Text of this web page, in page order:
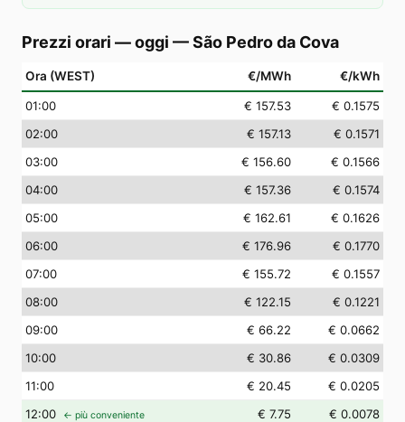
Prezzi orari — oggi —São Pedro da Cova
Ora (WEST) €/MWh €/kWh
01:00 € 157.53
€ 0.1575
02:00 € 157.13
€ 0.1571
03:00 € 156.60
€ 0.1566
04:00 € 157.36
€ 0.1574
05:00 € 162.61
€ 0.1626
06:00 € 176.96
€ 0.1770
07:00 € 155.72
€ 0.1557
08:00 € 122.15
€ 0.1221
09:00 € 66.22
€ 0.0662
10:00 € 30.86
€ 0.0309
11:00 € 20.45
€ 0.0205
12:00 ← più conveniente € 7.75
€ 0.0078